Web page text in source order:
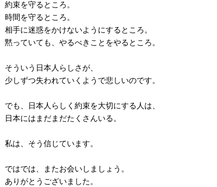
約束を守るところ。
時間を守るところ。
相手に迷惑をかけないようにするところ。
黙っていても、やるべきことをやるところ。
そういう日本人らしさが、
少しずつ失われていくようで悲しいのです。
でも、日本人らしく約束を大切にする人は、
日本にはまだまだたくさんいる。
私は、そう信じています。
ではでは、またお会いしましょう。
ありがとうございました。